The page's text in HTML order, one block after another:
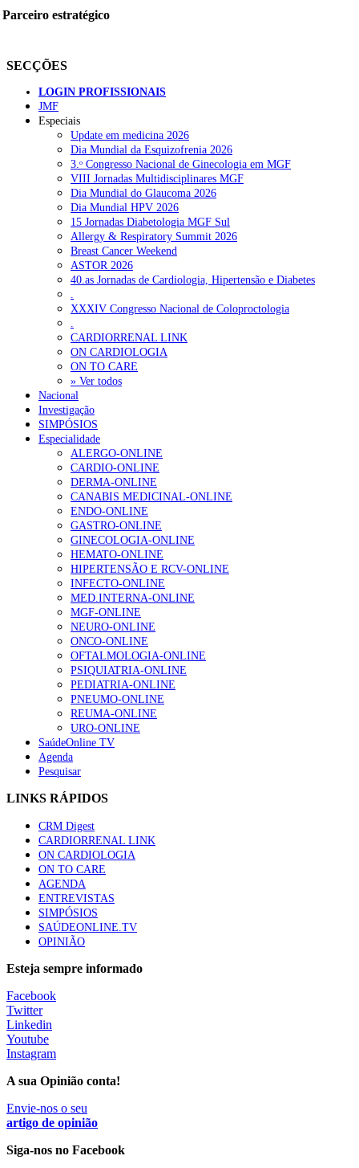
Partilhe nas redes sociais:
NOTÍCIAS RECENTES
Quase 11.900 jovens recorreram aos cheques psicólogo e
nutricionista no primeiro mês 7 de Agosto, 2026
ULS de Coimbra estreia cirurgia endoscópica do ouvido com
apoio robótico em Portugal 7 de Agosto, 2026
Enfermeiros exigem esclarecimentos sobre eventual gestão
privada da ULS do Algarve 7 de Agosto, 2026
Ordem dos Médicos alerta para riscos no novo sistema de acesso
a consultas e cirurgias
Portugal está a formar os médicos de que precisa?
2026
NOTÍCIAS MAIS LIDAS
Enfermagem Forense. “Da urgência ao tribunal, cada
gesto conta e cada profissional faz a diferença”
202 visualizações
Alguns milhares de utentes podem ficar sem médico de
família com nova regras do registo, alerta associação
155 visualizações
1.º Episódio do Podcast “Frequência Cardio – Sintoniza-
te na Insuficiência Cardíaca” da Bayer
99 visualizações
“Os programas de rastreio do cancro do pulmão são
custo-efetivos e representam um investimento
sustentável para os sistemas de saúde”
88 visualizações
Quase quatro em cada dez doentes com enfarte
86 visualizações
Trodelvy aprovado para primeira linha no cancro da
mama triplo negativo metastático em doentes não
elegíveis para inibidores PD-(L)1
61 visualizações
MAIS NOTÍCIAS
Quase 11.900 jovens recorreram aos cheques psicólogo e
nutricionista no primeiro mês
7 Ago, 2026
ULS de Coimbra estreia cirurgia endoscópica do ouvido com
apoio robótico em Portugal
7 Ago, 2026 0 Comments
Parceiro estratégico
SECÇÕES
LOGIN PROFISSIONAIS
JMF
Especiais
Update em medicina 2026
Dia Mundial da Esquizofrenia 2026
3.ᵒ Congresso Nacional de Ginecologia em MGF
VIII Jornadas Multidisciplinares MGF
Dia Mundial do Glaucoma 2026
Dia Mundial HPV 2026
15 Jornadas Diabetologia MGF Sul
Allergy & Respiratory Summit 2026
Breast Cancer Weekend
ASTOR 2026
40.as Jornadas de Cardiologia, Hipertensão e Diabetes
.
XXXIV Congresso Nacional de Coloproctologia
.
CARDIORRENAL LINK
ON CARDIOLOGIA
ON TO CARE
» Ver todos
Nacional
Investigação
SIMPÓSIOS
Especialidade
ALERGO-ONLINE
CARDIO-ONLINE
DERMA-ONLINE
CANABIS MEDICINAL-ONLINE
ENDO-ONLINE
GASTRO-ONLINE
GINECOLOGIA-ONLINE
HEMATO-ONLINE
HIPERTENSÃO E RCV-ONLINE
INFECTO-ONLINE
MED.INTERNA-ONLINE
MGF-ONLINE
NEURO-ONLINE
ONCO-ONLINE
OFTALMOLOGIA-ONLINE
PSIQUIATRIA-ONLINE
PEDIATRIA-ONLINE
PNEUMO-ONLINE
REUMA-ONLINE
URO-ONLINE
SaúdeOnline TV
Agenda
Pesquisar
LINKS RÁPIDOS
CRM Digest
CARDIORRENAL LINK
ON CARDIOLOGIA
ON TO CARE
AGENDA
ENTREVISTAS
SIMPÓSIOS
SAÚDEONLINE.TV
OPINIÃO
Esteja sempre informado
Facebook
Twitter
Linkedin
Youtube
Instagram
A sua Opinião conta!
Envie-nos o seu
artigo de opinião
Siga-nos no Facebook